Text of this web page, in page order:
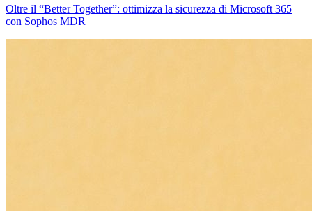
Oltre il “Better Together”: ottimizza la sicurezza di Microsoft 365
con Sophos MDR